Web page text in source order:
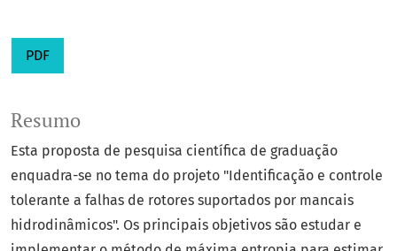
PDF
Resumo
Esta proposta de pesquisa científica de graduação
enquadra-se no tema do projeto "Identificação e controle
tolerante a falhas de rotores suportados por mancais
hidrodinâmicos". Os principais objetivos são estudar e